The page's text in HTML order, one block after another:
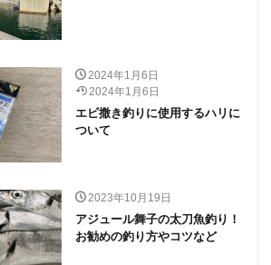
2024年1月6日
2024年1月6日
エビ撒き釣りに使用するハリに
ついて
2023年10月19日
アジュール舞子の太刀魚釣り！
お勧めの釣り方やコツなど